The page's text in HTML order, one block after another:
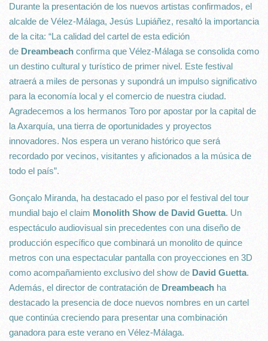
Durante la presentación de los nuevos artistas confirmados, el
alcalde de Vélez-Málaga, Jesús Lupiáñez, resaltó la importancia
de la cita: “La calidad del cartel de esta edición
de Dreambeach confirma que Vélez-Málaga se consolida como
un destino cultural y turístico de primer nivel. Este festival
atraerá a miles de personas y supondrá un impulso significativo
para la economía local y el comercio de nuestra ciudad.
Agradecemos a los hermanos Toro por apostar por la capital de
la Axarquía, una tierra de oportunidades y proyectos
innovadores. Nos espera un verano histórico que será
recordado por vecinos, visitantes y aficionados a la música de
todo el país”.
Gonçalo Miranda, ha destacado el paso por el festival del tour
mundial bajo el claim Monolith Show de David Guetta. Un
espectáculo audiovisual sin precedentes con una diseño de
producción específico que combinará un monolito de quince
metros con una espectacular pantalla con proyecciones en 3D
como acompañamiento exclusivo del show de David Guetta.
Además, el director de contratación de Dreambeach ha
destacado la presencia de doce nuevos nombres en un cartel
que continúa creciendo para presentar una combinación
ganadora para este verano en Vélez-Málaga.